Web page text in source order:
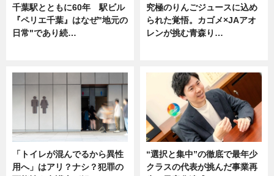
千葉駅とともに60年 駅ビル
『ペリエ千葉』はなぜ"地元の
日常"であり続…
究極のりんごジュースに込め
られた覚悟。カゴメ×JAアオ
レンが挑む青森り…
「トイレが混んでるから異性
用へ」はアリ？ナシ？犯罪の
“選択と集中”の徹底で最年少
クラスの代表が挑んだ事業再